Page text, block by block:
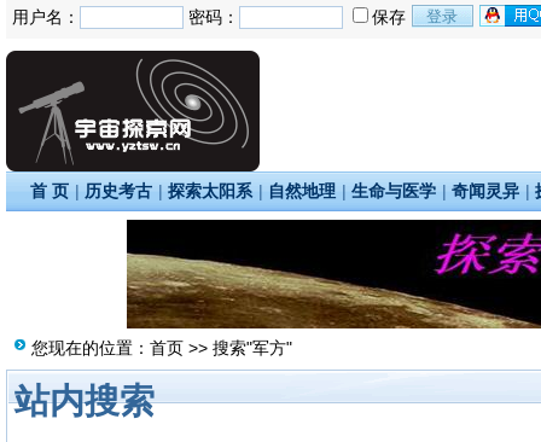
用户名： 密码： 保存
首 页 | 历史考古 | 探索太阳系 | 自然地理 | 生命与医学 | 奇闻灵异 |
您现在的位置： 首页 >> 搜索"军方"
站内搜索